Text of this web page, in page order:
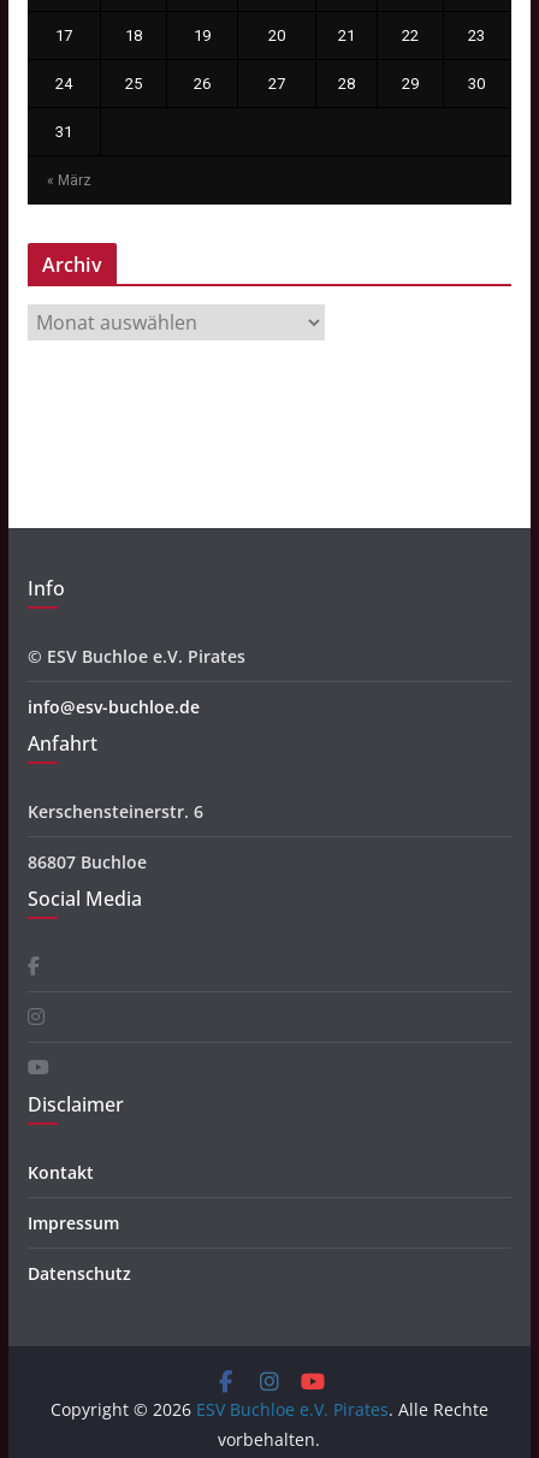
« März
17 18 19 20 21 22 23
24 25 26 27 28 29 30
31
Archiv
Info
© ESV Buchloe e.V. Pirates
info@esv-buchloe.de
Anfahrt
Kerschensteinerstr. 6
86807 Buchloe
Social Media
Disclaimer
Kontakt
Impressum
Datenschutz
Copyright © 2026 ESV Buchloe e.V. Pirates. Alle Rechte
vorbehalten.